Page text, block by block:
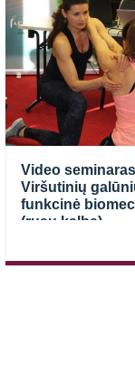
Video
Viršutinių
funkcinė
(rusų kalba).